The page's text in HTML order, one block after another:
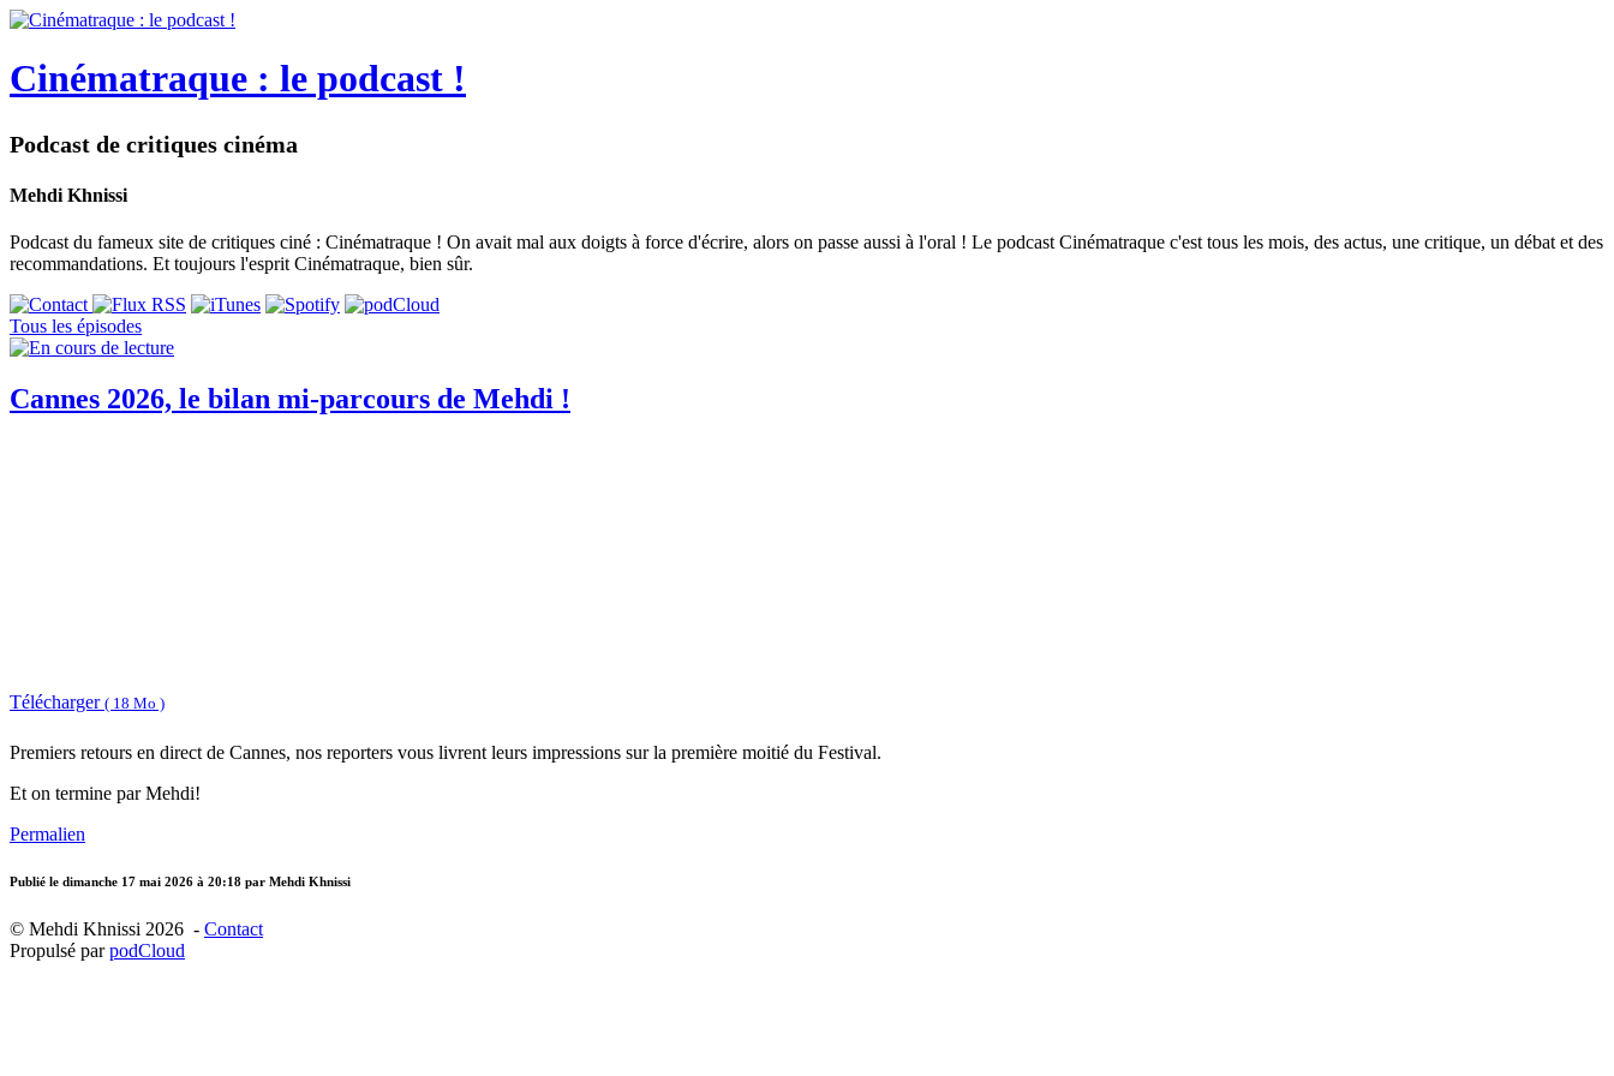
Cinématraque : le podcast !
Podcast de critiques cinéma
Mehdi Khnissi
Podcast du fameux site de critiques ciné : Cinématraque ! On avait mal aux doigts à force d'écrire, alors on passe aussi à l'oral ! Le podcast Cinématraque c'est tous les mois, des actus, une critique, un débat et des
recommandations. Et toujours l'esprit Cinématraque, bien sûr.
Tous les épisodes
Cannes 2026, le bilan mi-parcours de Mehdi !
Télécharger ( 18 Mo )
Premiers retours en direct de Cannes, nos reporters vous livrent leurs impressions sur la première moitié du Festival.
Et on termine par Mehdi!
Permalien
Publié le dimanche 17 mai 2026 à 20:18 par Mehdi Khnissi
© Mehdi Khnissi 2026 - Contact
Propulsé parpodCloud